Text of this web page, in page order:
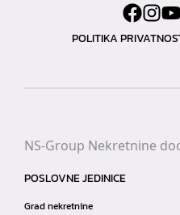
POLITIKA
NS-Group Nekretnine
POSLOVNE JEDINICE
Grad nekretnine